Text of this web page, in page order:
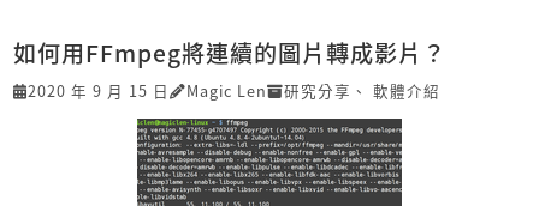
如何用FFmpeg將連續的圖片轉成影片？
2020 年 9 月 15 日 Magic Len 研究分享 、 軟體介紹